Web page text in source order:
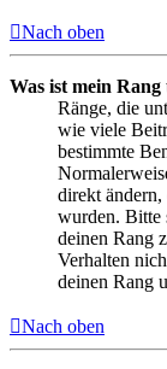
Nach oben
Was ist mein
Ränge, die
wie viele
bestimmte
direkt
wurden. Bitte
deinen Rang
Verhalten
deinen Rang
Nach oben